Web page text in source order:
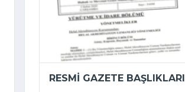
RESMI GAZETE BAŞLIKLARI